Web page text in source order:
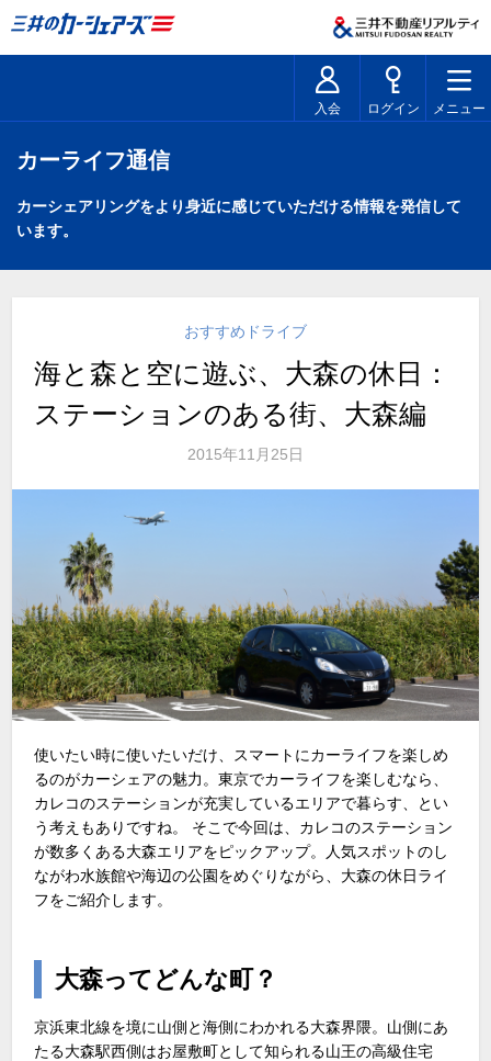
入会 ログイン メニュー
カーライフ通信
カーシェアリングをより身近に感じていただける情報を発信して
います。
おすすめドライブ
海と森と空に遊ぶ、大森の休日：
ステーションのある街、大森編
2015年11月25日
使いたい時に使いたいだけ、スマートにカーライフを楽しめ
るのがカーシェアの魅力。東京でカーライフを楽しむなら、
カレコのステーションが充実しているエリアで暮らす、とい
う考えもありですね。 そこで今回は、カレコのステーション
が数多くある大森エリアをピックアップ。人気スポットのし
ながわ水族館や海辺の公園をめぐりながら、大森の休日ライ
フをご紹介します。
大森ってどんな町？
京浜東北線を境に山側と海側にわかれる大森界隈。山側にあ
たる大森駅西側はお屋敷町として知られる山王の高級住宅